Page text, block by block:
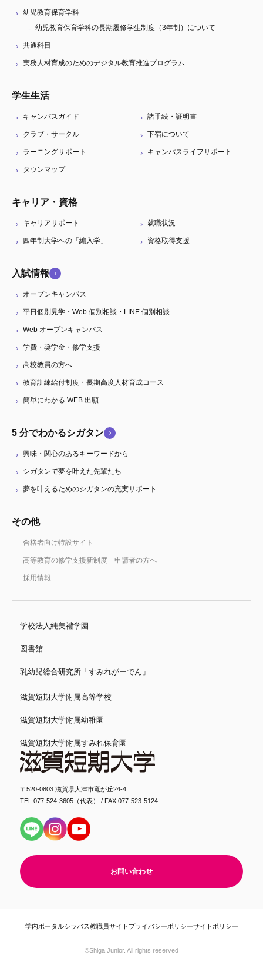
幼児教育保育学科
幼児教育保育学科の長期履修学生制度（3年制）について
共通科目
実務人材育成のためのデジタル教育推進プログラム
学生生活
キャンパスガイド 諸手続・証明書
クラブ・サークル 下宿について
ラーニングサポート キャンパスライフサポート
タウンマップ
キャリア・資格
キャリアサポート 就職状況
四年制大学への「編入学」 資格取得支援
入試情報
オープンキャンパス
平日個別見学・Web 個別相談・LINE 個別相談
Web オープンキャンパス
学費・奨学金・修学支援
高校教員の方へ
教育訓練給付制度・長期高度人材育成コース
簡単にわかる WEB 出願
5 分でわかるシガタン
興味・関心のあるキーワードから
シガタンで夢を叶えた先輩たち
夢を叶えるためのシガタンの充実サポート
その他
合格者向け特設サイト
高等教育の修学支援新制度 申請者の方へ
採用情報
〒520-0803 滋賀県大津市竜が丘24-4
TEL 077-524-3605（代表） / FAX 077-523-5124
お問い合わせ
学校法人純美禮学園
図書館
乳幼児総合研究所「すみれがーでん」
滋賀短期大学附属高等学校
滋賀短期大学附属幼稚園
滋賀短期大学附属すみれ保育園
学内ポータルシラバス教職員サイト プライバシーポリシーサイトポリシー
©Shiga Junior. All rights reserved